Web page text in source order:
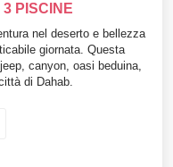
PISCINE
nel deserto e bellezza
giornata. Questa
canyon, oasi beduina,
di Dahab.